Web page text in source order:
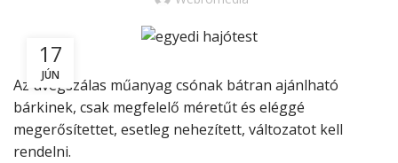
17
JÚN
Az üvegszálas műanyag csónak bátran ajánlható
bárkinek, csak megfelelő méretűt és eléggé
megerősítettet, esetleg nehezített, változatot kell
rendelni.